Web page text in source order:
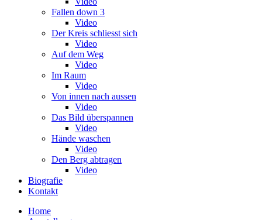
Fallen down 3
Video
Der Kreis schliesst sich
Video
Auf dem Weg
Video
Im Raum
Video
Von innen nach aussen
Video
Das Bild überspannen
Video
Hände waschen
Video
Den Berg abtragen
Video
Biografie
Kontakt
Home